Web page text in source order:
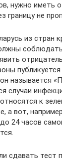
нужно иметь
границу не
из стран
публикуется
называется
случаи
к
а вот,
24 часов
сдавать тест